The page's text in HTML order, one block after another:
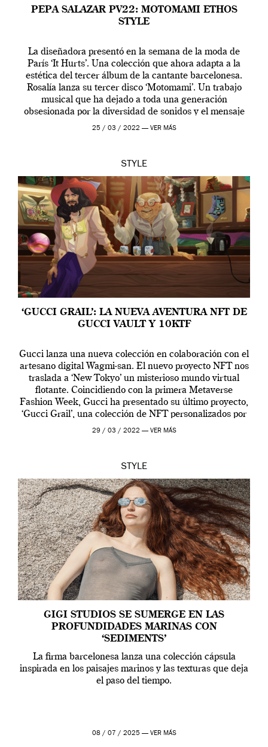
PEPA SALAZAR PV22: MOTOMAMI ETHOS
STYLE
La diseñadora presentó en la semana de la moda de
París ‘It Hurts’. Una colección que ahora adapta a la
estética del tercer álbum de la cantante barcelonesa.
Rosalía lanza su tercer disco ‘Motomami’. Un trabajo
musical que ha dejado a toda una generación
obsesionada por la diversidad de sonidos y el mensaje
profundo que […]
25 / 03 / 2022 — VER MÁS
STYLE
‘GUCCI GRAIL’: LA NUEVA AVENTURA NFT DE
GUCCI VAULT Y 10KTF
Gucci lanza una nueva colección en colaboración con el
artesano digital Wagmi-san. El nuevo proyecto NFT nos
traslada a ‘New Tokyo’ un misterioso mundo virtual
flotante. Coincidiendo con la primera Metaverse
Fashion Week, Gucci ha presentado su último proyecto,
‘Gucci Grail’, una colección de NFT personalizados por
Alessandro Michele, director creativo de la casa italiana
29 / 03 / 2022 — VER MÁS
STYLE
GIGI STUDIOS SE SUMERGE EN LAS
PROFUNDIDADES MARINAS CON
‘SEDIMENTS’
La firma barcelonesa lanza una colección cápsula
inspirada en los paisajes marinos y las texturas que deja
el paso del tiempo.
08 / 07 / 2025 — VER MÁS